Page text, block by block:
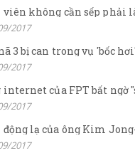
2017
2017
2017
2017